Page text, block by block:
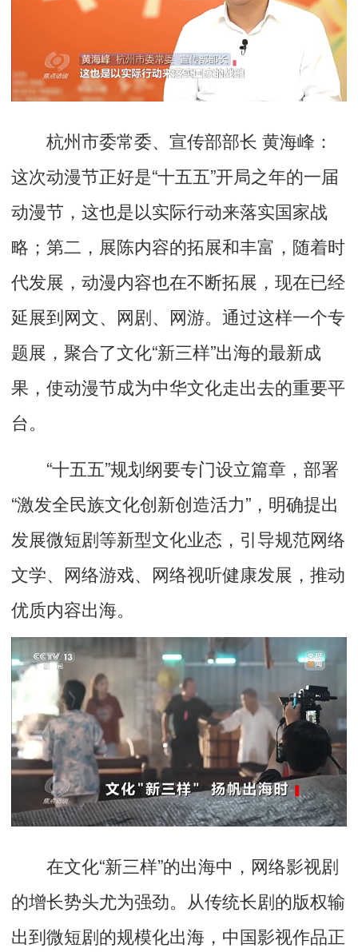
杭州市委常委、宣传部部长 黄海峰：
这次动漫节正好是“十五五”开局之年的一届
动漫节，这也是以实际行动来落实国家战
略；第二，展陈内容的拓展和丰富，随着时
代发展，动漫内容也在不断拓展，现在已经
延展到网文、网剧、网游。通过这样一个专
题展，聚合了文化“新三样”出海的最新成
果，使动漫节成为中华文化走出去的重要平
台。
“十五五”规划纲要专门设立篇章，部署
“激发全民族文化创新创造活力”，明确提出
发展微短剧等新型文化业态，引导规范网络
文学、网络游戏、网络视听健康发展，推动
优质内容出海。
在文化“新三样”的出海中，网络影视剧
的增长势头尤为强劲。从传统长剧的版权输
出到微短剧的规模化出海，中国影视作品正